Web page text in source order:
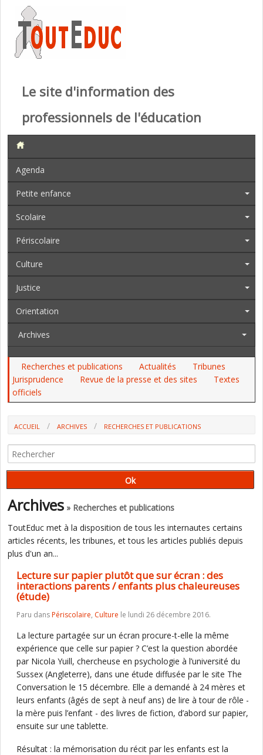
Le site d'information des
professionnels de l'éducation
Agenda
Petite enfance
Scolaire
Périscolaire
Culture
Justice
Orientation
Archives
Recherches et publications Actualités
Tribunes
Jurisprudence
Revue de la presse et des sites
Textes
officiels
ACCUEIL ARCHIVES
RECHERCHES ET PUBLICATIONS
PARENTS / ENFANTS PLUS CHALEUREUSES (ÉTUDE)
Archives » Recherches et publications
ToutEduc met à la disposition de tous les internautes certains
articles récents, les tribunes, et tous les articles publiés depuis
plus d'un an...
Lecture sur papier plutôt que sur écran : des
interactions parents / enfants plus chaleureuses
(étude)
Paru dansPériscolaire, Culture le lundi 26 décembre 2016.
La lecture partagée sur un écran procure-t-elle la même
expérience que celle sur papier ? C’est la question abordée
par Nicola Yuill, chercheuse en psychologie à l’université du
Sussex (Angleterre), dans une étude diffusée par le site The
Conversation le 15 décembre. Elle a demandé à 24 mères et
leurs enfants (âgés de sept à neuf ans) de lire à tour de rôle -
la mère puis l’enfant - des livres de fiction, d’abord sur papier,
ensuite sur une tablette.
Résultat : la mémorisation du récit par les enfants est la